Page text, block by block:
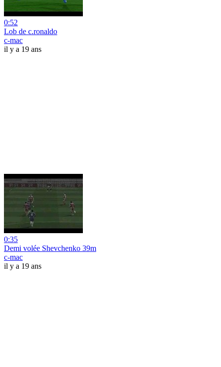
0:52
Lob de c.ronaldo
c-mac
il y a 19 ans
0:35
Demi volée Shevchenko 39m
c-mac
il y a 19 ans